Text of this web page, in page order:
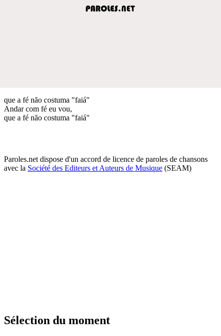
que a fé não costuma "faiá"
Andar com fé eu vou,
que a fé não costuma "faiá"
Paroles.net dispose d'un accord de licence de paroles de chansons
avec la Société des Editeurs et Auteurs de Musique (SEAM)
Sélection du moment